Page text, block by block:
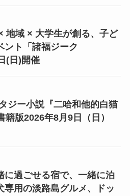
地域 × 大学生が創る、子ど
ント「諸福ジーク
(日)開催
ジー小説『二哈和他的白猫
版2026年8月9日（日）
に過ごせる宿で、一緒に泊
専用の淡路島グルメ、ドッ